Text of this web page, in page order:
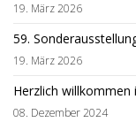
19. März 2026
59.
19. März 2026
Herzlich
08. Dezember 2024